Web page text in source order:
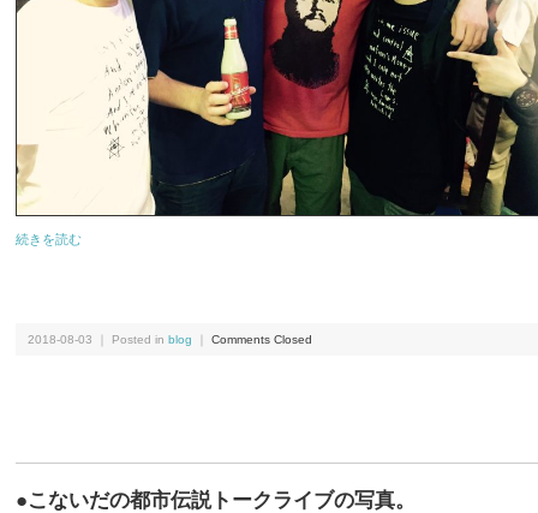
続きを読む
2018-08-03 ｜ Posted in blog Comments Closed
●こないだの都市伝説トークライブの写真。